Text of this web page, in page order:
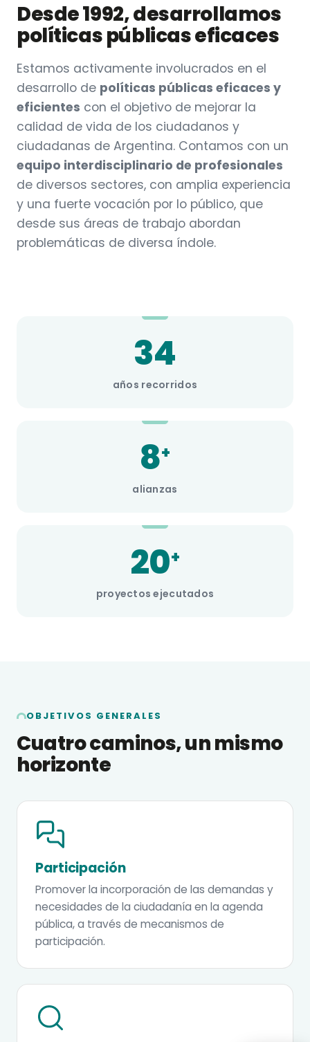
Desde 1992, desarrollamos
políticas públicas eficaces
Estamos activamente involucrados en el
desarrollo de políticas públicas eficaces y
eficientes con el objetivo de mejorar la
calidad de vida de los ciudadanos y
ciudadanas de Argentina. Contamos con un
equipo interdisciplinario de profesionales
de diversos sectores, con amplia experiencia
y una fuerte vocación por lo público, que
desde sus áreas de trabajo abordan
problemáticas de diversa índole.
34
años recorridos
8+
alianzas
20+
proyectos ejecutados
OBJETIVOS GENERALES
Cuatro caminos, un mismo
horizonte
Participación
Promover la incorporación de las demandas y
necesidades de la ciudadanía en la agenda
pública, a través de mecanismos de
participación.